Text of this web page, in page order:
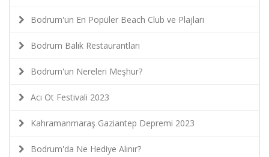
Bodrum'un En Popüler Beach Club ve Plajları
Bodrum Balık Restaurantları
Bodrum'un Nereleri Meşhur?
Acı Ot Festivali 2023
Kahramanmaraş Gaziantep Depremi 2023
Bodrum'da Ne Hediye Alınır?